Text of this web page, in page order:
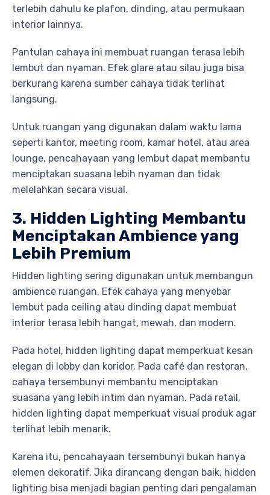
terlebih dahulu ke plafon, dinding, atau permukaan
interior lainnya.
Pantulan cahaya ini membuat ruangan terasa lebih
lembut dan nyaman. Efek glare atau silau juga bisa
berkurang karena sumber cahaya tidak terlihat
langsung.
Untuk ruangan yang digunakan dalam waktu lama
seperti kantor, meeting room, kamar hotel, atau area
lounge, pencahayaan yang lembut dapat membantu
menciptakan suasana lebih nyaman dan tidak
melelahkan secara visual.
3. Hidden Lighting Membantu
Menciptakan Ambience yang
Lebih Premium
Hidden lighting sering digunakan untuk membangun
ambience ruangan. Efek cahaya yang menyebar
lembut pada ceiling atau dinding dapat membuat
interior terasa lebih hangat, mewah, dan modern.
Pada hotel, hidden lighting dapat memperkuat kesan
elegan di lobby dan koridor. Pada café dan restoran,
cahaya tersembunyi membantu menciptakan
suasana yang lebih intim dan nyaman. Pada retail,
hidden lighting dapat memperkuat visual produk agar
terlihat lebih menarik.
Karena itu, pencahayaan tersembunyi bukan hanya
elemen dekoratif. Jika dirancang dengan baik, hidden
lighting bisa menjadi bagian penting dari pengalaman